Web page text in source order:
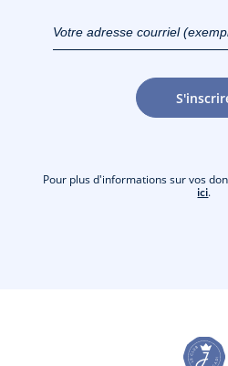
(exemple :
jacquesadit@gmail.com)
Pour plus d'informations sur vos
ici.